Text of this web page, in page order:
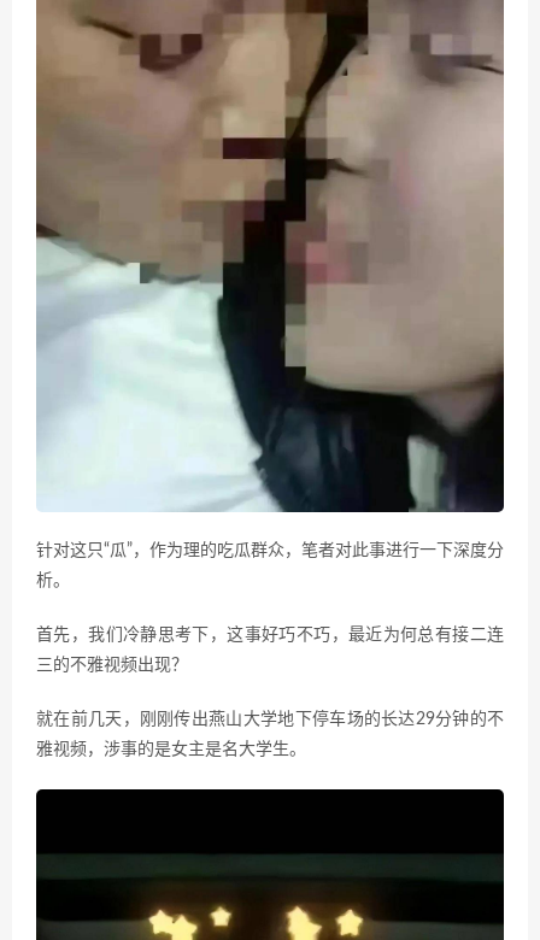
针对这只“瓜”，作为理的吃瓜群众，笔者对此事进行一下深度分
析。
首先，我们冷静思考下，这事好巧不巧，最近为何总有接二连
三的不雅视频出现？
就在前几天，刚刚传出燕山大学地下停车场的长达29分钟的不
雅视频，涉事的是女主是名大学生。